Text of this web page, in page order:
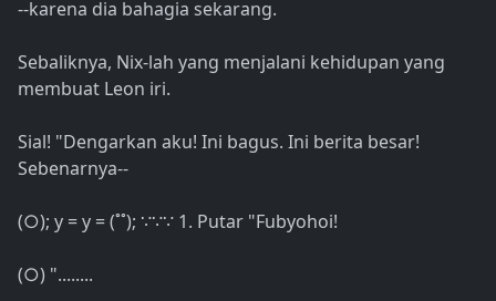
--karena dia bahagia sekarang.
Sebaliknya, Nix-lah yang menjalani kehidupan yang
membuat Leon iri.
Sial! "Dengarkan aku! Ini bagus. Ini berita besar!
Sebenarnya--
(○); y = y = (˚˚); ∵∵∵ 1. Putar "Fubyohoi!
(○) "........